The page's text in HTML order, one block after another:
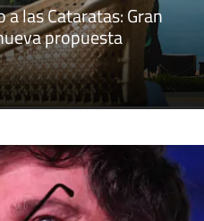
a las Cataratas: Gran
propuesta